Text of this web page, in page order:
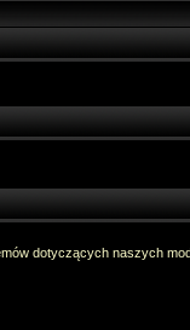
dotyczących naszych